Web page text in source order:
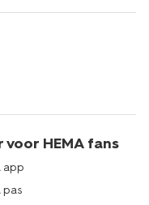
voor HEMA fans
app
pas